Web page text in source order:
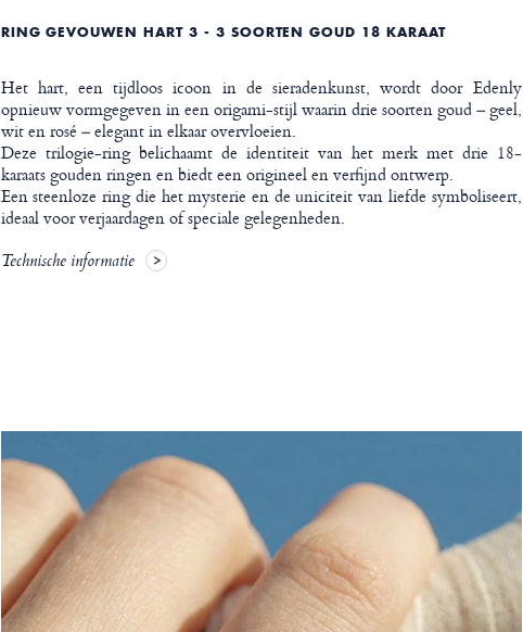
RING GEVOUWEN HART 3 - 3 SOORTEN GOUD 18 KARAAT
Het hart, een tijdloos icoon in de sieradenkunst, wordt door Edenly
opnieuw vormgegeven in een origami-stijl waarin drie soorten goud – geel,
wit en rosé – elegant in elkaar overvloeien.
Deze trilogie-ring belichaamt de identiteit van het merk met drie 18-
karaats gouden ringen en biedt een origineel en verfijnd ontwerp.
Een steenloze ring die het mysterie en de uniciteit van liefde symboliseert,
ideaal voor verjaardagen of speciale gelegenheden.
Technische informatie